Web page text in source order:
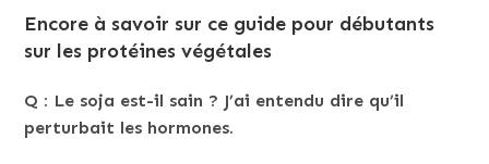
Encore à savoir sur ce guide pour débutants
sur les protéines végétales
Q : Le soja est-il sain ? J’ai entendu dire qu’il
perturbait les hormones.